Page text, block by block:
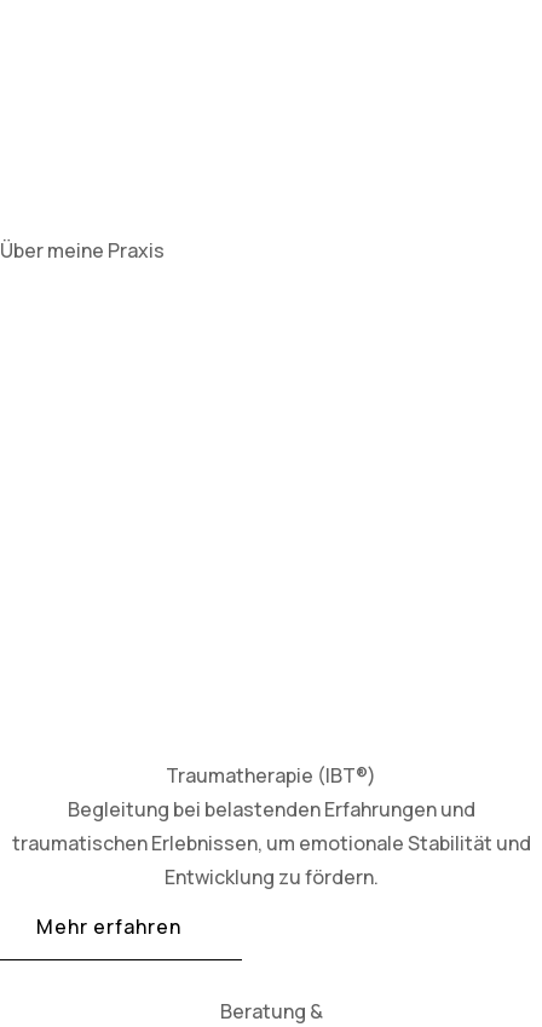
Über meine Praxis
Traumatherapie (IBT®)
Begleitung bei belastenden Erfahrungen und
traumatischen Erlebnissen, um emotionale Stabilität und
Entwicklung zu fördern.
Mehr erfahren
Beratung &